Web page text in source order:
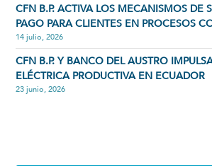
CFN B.P. ACTIVA LOS MECANISMOS DE
PAGO PARA CLIENTES EN PROCESOS
14 julio, 2026
CFN B.P. Y BANCO DEL AUSTRO
ELÉCTRICA PRODUCTIVA EN ECUADOR
23 junio, 2026